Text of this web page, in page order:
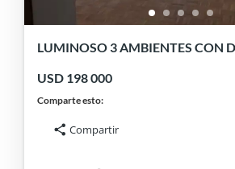
LUMINOSO 3 AMBIENTES CON
USD 198 000
Comparte esto:
Compartir